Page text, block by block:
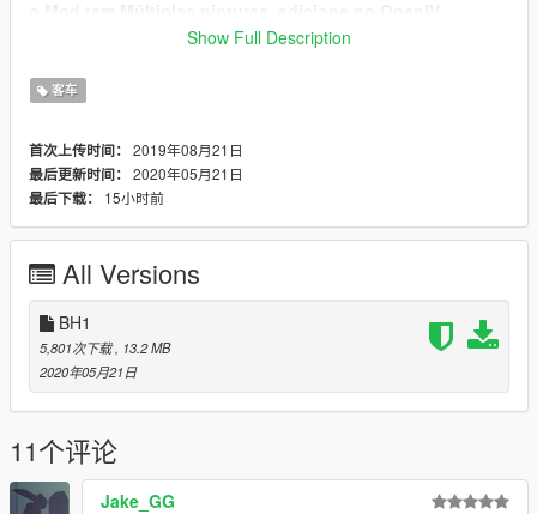
Encontrou problemas? Avise!
Divirta-se!!..
Hello everyone, this is my second conversion to GTA V, but I'm
not the author of the model.
Features
-Dials work.
-All headlights works
etc
*Installation instruction inside the file.
* Found problems? Warn me!
i hope you like it! Enjoy!
Visite
gtamodskinsrio.blogspot.com/
gtamodskinsbrasil.blogspot.com/
Show Full Description
客车
首次上传时间： 2019年08月21日
最后更新时间： 2020年05月21日
最后下载：
15小时前
All Versions
BH1
5,801次下载 , 13.2 MB
2020年05月21日
11个评论
Jake_GG